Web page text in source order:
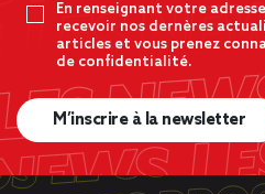
En renseignant votre
recevoir nos dernères
articles et vous prenez
de confidentialité.
M’inscrire à la newsletter